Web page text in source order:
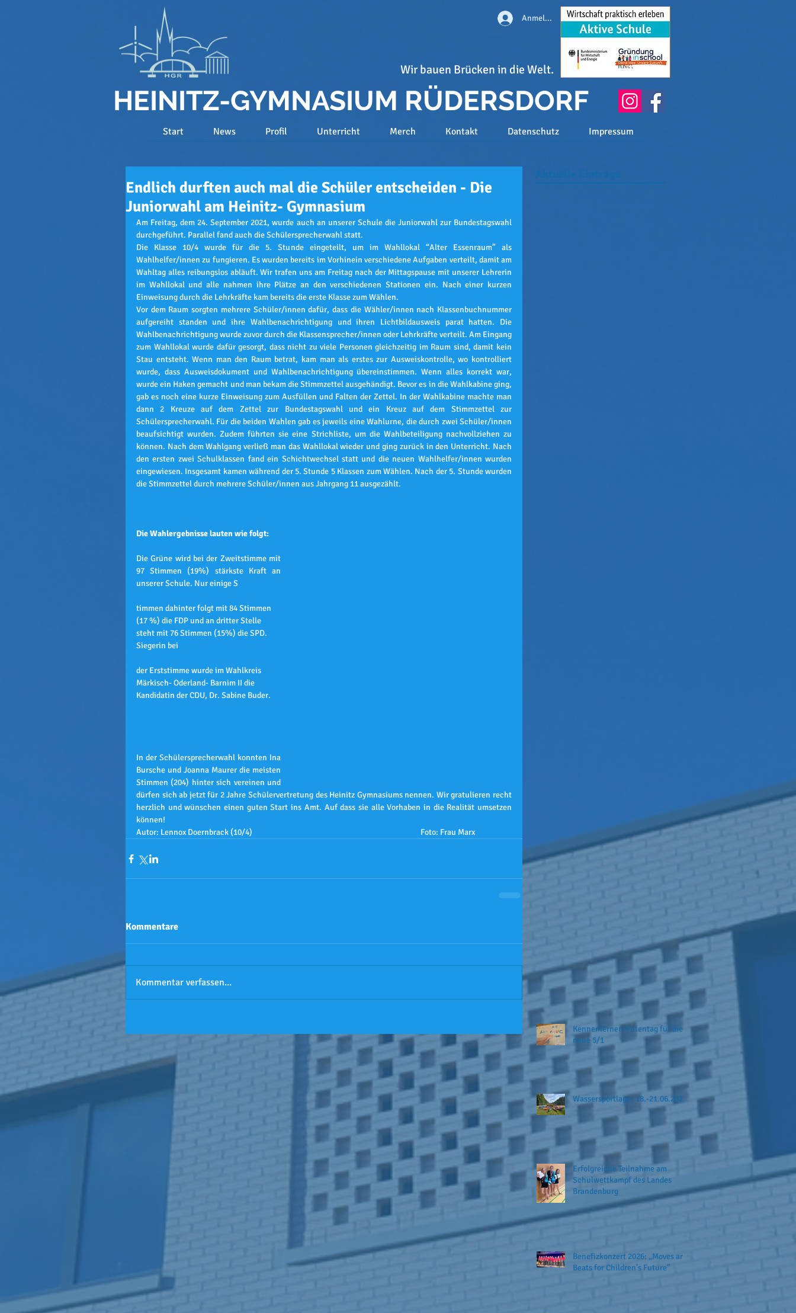
Anmelden
Wir bauen Brücken in die Welt.
HEINITZ-GYMNASIUM RÜDERSDORF
Start News Profil Unterricht Merch Kontakt Datenschutz Impressum
Endlich durften auch mal die Schüler entscheiden - Die
Juniorwahl am Heinitz- Gymnasium
Am Freitag, dem 24. September 2021, wurde auch an unserer Schule die Juniorwahl zur Bundestagswahl
durchgeführt. Parallel fand auch die Schülersprecherwahl statt.
Die Klasse 10/4 wurde für die 5. Stunde eingeteilt, um im Wahllokal “Alter Essenraum” als
Wahlhelfer/innen zu fungieren. Es wurden bereits im Vorhinein verschiedene Aufgaben verteilt, damit am
Wahltag alles reibungslos abläuft. Wir trafen uns am Freitag nach der Mittagspause mit unserer Lehrerin
im Wahllokal und alle nahmen ihre Plätze an den verschiedenen Stationen ein. Nach einer kurzen
Einweisung durch die Lehrkräfte kam bereits die erste Klasse zum Wählen.
Vor dem Raum sorgten mehrere Schüler/innen dafür, dass die Wähler/innen nach Klassenbuchnummer
aufgereiht standen und ihre Wahlbenachrichtigung und ihren Lichtbildausweis parat hatten. Die
Wahlbenachrichtigung wurde zuvor durch die Klassensprecher/innen oder Lehrkräfte verteilt. Am Eingang
zum Wahllokal wurde dafür gesorgt, dass nicht zu viele Personen gleichzeitig im Raum sind, damit kein
Stau entsteht. Wenn man den Raum betrat, kam man als erstes zur Ausweiskontrolle, wo kontrolliert
wurde, dass Ausweisdokument und Wahlbenachrichtigung übereinstimmen. Wenn alles korrekt war,
wurde ein Haken gemacht und man bekam die Stimmzettel ausgehändigt. Bevor es in die Wahlkabine ging,
gab es noch eine kurze Einweisung zum Ausfüllen und Falten der Zettel. In der Wahlkabine machte man
dann 2 Kreuze auf dem Zettel zur Bundestagswahl und ein Kreuz auf dem Stimmzettel zur
Schülersprecherwahl. Für die beiden Wahlen gab es jeweils eine Wahlurne, die durch zwei Schüler/innen
beaufsichtigt wurden. Zudem führten sie eine Strichliste, um die Wahlbeteiligung nachvollziehen zu
können. Nach dem Wahlgang verließ man das Wahllokal wieder und ging zurück in den Unterricht. Nach
den ersten zwei Schulklassen fand ein Schichtwechsel statt und die neuen Wahlhelfer/innen wurden
eingewiesen. Insgesamt kamen während der 5. Stunde 5 Klassen zum Wählen. Nach der 5. Stunde wurden
die Stimmzettel durch mehrere Schüler/innen aus Jahrgang 11 ausgezählt.
Die Wahlergebnisse lauten wie folgt:
Die Grüne wird bei der Zweitstimme mit
97 Stimmen (19%) stärkste Kraft an
unserer Schule. Nur einige S
timmen dahinter folgt mit 84 Stimmen
(17 %) die FDP und an dritter Stelle
steht mit 76 Stimmen (15%) die SPD.
Siegerin bei
der Erststimme wurde im Wahlkreis
Märkisch- Oderland- Barnim II die
Kandidatin der CDU, Dr. Sabine Buder.
In der Schülersprecherwahl konnten Ina
Bursche und Joanna Maurer die meisten
Stimmen (204) hinter sich vereinen und
dürfen sich ab jetzt für 2 Jahre Schülervertretung des Heinitz Gymnasiums nennen. Wir gratulieren recht
herzlich und wünschen einen guten Start ins Amt. Auf dass sie alle Vorhaben in die Realität umsetzen
können!
Autor: Lennox Doernbrack (10/4)								Foto: Frau Marx
Kommentare
Kommentar verfassen...
Kennenlernen-Patentag für die
neue 5/1
Wassersportlager 18.-21.06.2026
Erfolgreiche Teilnahme am
Schulwettkampf des Landes
Brandenburg
Benefizkonzert 2026: „Moves and
Beats for Children’s Future"